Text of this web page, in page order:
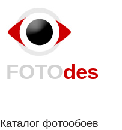
FOTOdes
Каталог фотообоев